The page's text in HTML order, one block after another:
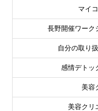
マイ
長野開催ワーク
自分の取り
感情デトッ
美容
美容クリ